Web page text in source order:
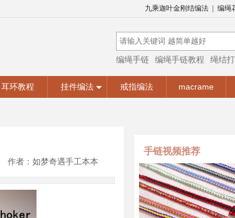
九乘迦叶金刚结编法 编绳
编绳手链 编绳手链教程 绳结
耳环教程 挂件编法 戒指编法 macrame
手链视频推荐
作者：如梦奇遇手工本本